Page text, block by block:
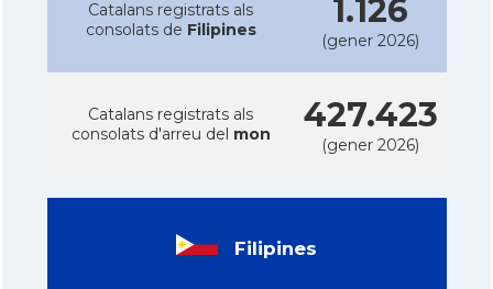
Catalans registrats als
consolats de Filipines 1.126
(gener 2026)
Catalans registrats als
consolats d'arreu del mon 427.423
(gener 2026)
Filipines